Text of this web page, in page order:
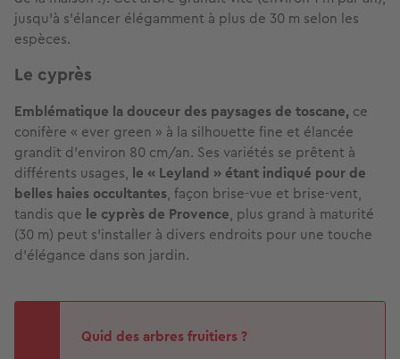
jusqu’à s’élancer élégamment à plus de 30 m selon les
espèces.
Le cyprès
Emblématique la douceur des paysages de toscane, ce
conifère « ever green » à la silhouette fine et élancée
grandit d’environ 80 cm/an. Ses variétés se prêtent à
différents usages, le « Leyland » étant indiqué pour de
belles haies occultantes, façon brise-vue et brise-vent,
tandis que le cyprès de Provence, plus grand à maturité
(30 m) peut s’installer à divers endroits pour une touche
d’élégance dans son jardin.
Quid des arbres fruitiers ?